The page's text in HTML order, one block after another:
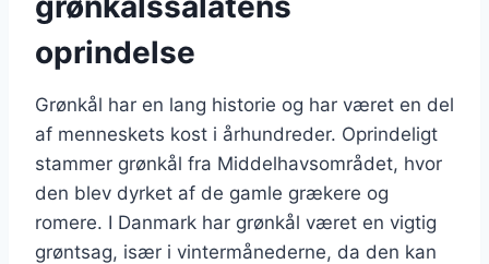
oprindelse
Grønkål har en lang historie og har været en del
af menneskets kost i århundreder. Oprindeligt
stammer grønkål fra Middelhavsområdet, hvor
den blev dyrket af de gamle grækere og
romere. I Danmark har grønkål været en vigtig
grøntsag, især i vintermånederne, da den kan